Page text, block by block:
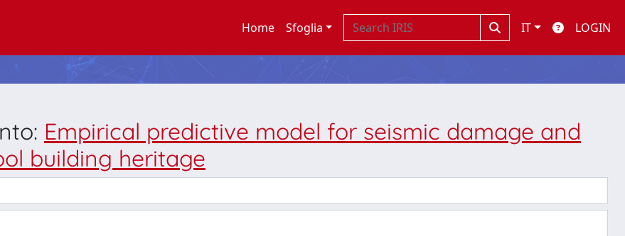
Home Sfoglia IT LOGIN
Empirical predictive model for seismic damage and
building heritage